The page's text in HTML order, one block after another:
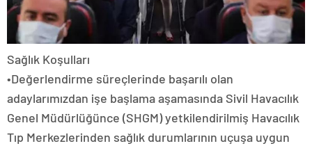
Sağlık Koşulları
•Değerlendirme süreçlerinde başarılı olan
adaylarımızdan işe başlama aşamasında Sivil Havacılık
Genel Müdürlüğünce (SHGM) yetkilendirilmiş Havacılık
Tıp Merkezlerinden sağlık durumlarının uçuşa uygun